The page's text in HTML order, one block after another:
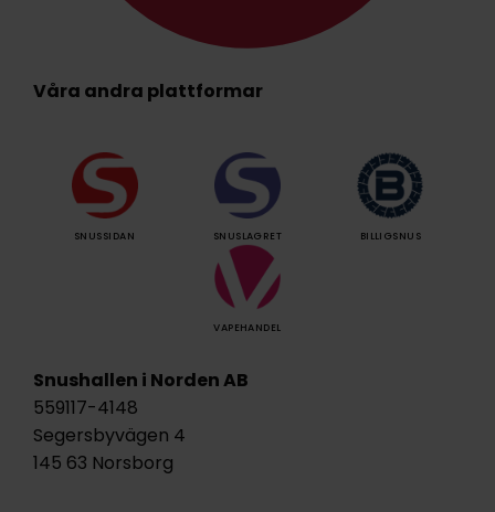
Våra andra plattformar
SNUSSIDAN SNUSLAGRET BILLIGSNUS
VAPEHANDEL
Snushallen i Norden AB
559117-4148
Segersbyvägen 4
145 63 Norsborg